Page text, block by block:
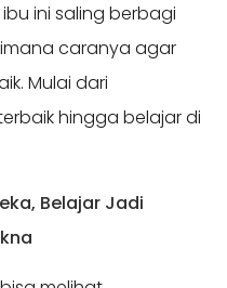
ini saling berbagi
caranya agar
Mulai dari
hingga belajar di
Belajar Jadi